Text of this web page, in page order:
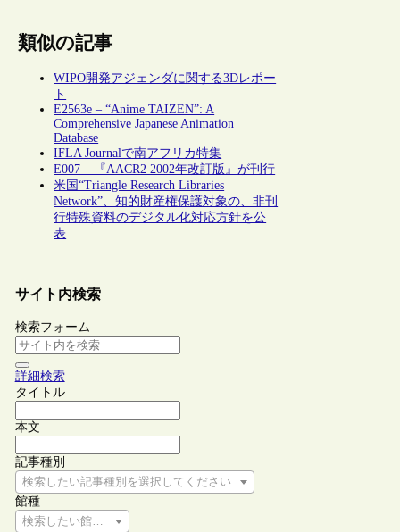
類似の記事
WIPO開発アジェンダに関する3Dレポー
ト
E2563e – “Anime TAIZEN”: A
Comprehensive Japanese Animation
Database
IFLA Journalで南アフリカ特集
E007 – 『AACR2 2002年改訂版』が刊行
米国“Triangle Research Libraries
Network”、知的財産権保護対象の、非刊
行特殊資料のデジタル化対応方針を公
表
サイト内検索
検索フォーム
詳細検索
タイトル
本文
記事種別
検索したい記事種別を選択してください
館種
検索したい館種を選択してください